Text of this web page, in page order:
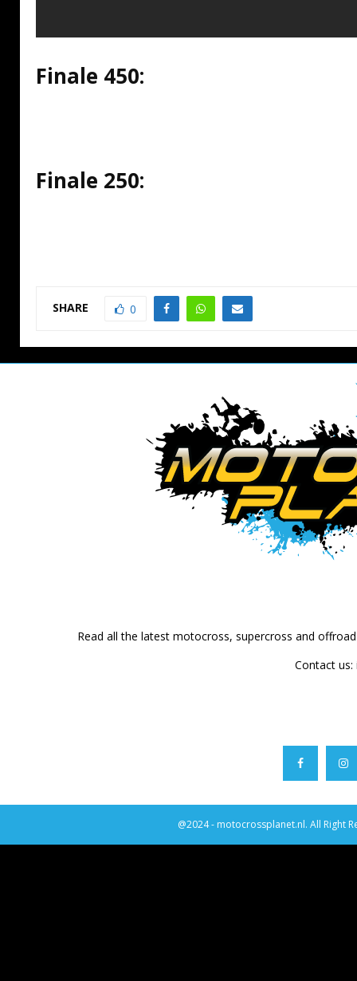
Finale 450:
Finale 250:
SHARE 0
Read all the latest motocross, supercross and
Contact us:
@2024 - motocrossplanet.nl. All Right